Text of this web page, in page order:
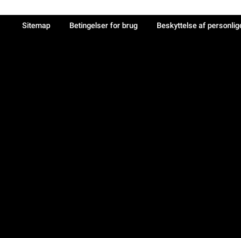
Sitemap Betingelser for brug Beskyttelse af